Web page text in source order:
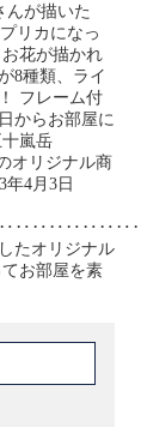
が描いた
リカになっ
花が描かれ
8種類、ライ
フレーム付
からお部屋に
嵐岳
オリジナル商
4月3日
たオリジナル
お部屋を素